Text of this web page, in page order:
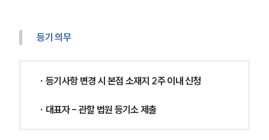
등기 의무
∙ 등기사항 변경 시 본점 소재지 2주 이내 신청
∙ 대표자 - 관할 법원 등기소 제출